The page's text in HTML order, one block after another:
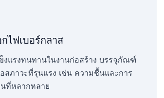
ไฟเบอร์กลาส
งแรงทนทานในงานก่อสร้าง บรรจุภัณฑ์
สภาวะที่รุนแรง เช่น ความชื้นและการ
ที่หลากหลาย